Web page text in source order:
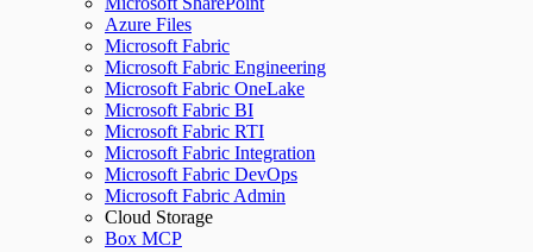
Azure Files
Microsoft Fabric
Microsoft Fabric Engineering
Microsoft Fabric OneLake
Microsoft Fabric BI
Microsoft Fabric RTI
Microsoft Fabric Integration
Microsoft Fabric DevOps
Microsoft Fabric Admin
Cloud Storage
Box MCP